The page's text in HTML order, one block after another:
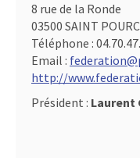
8 rue de la Ronde
03500 SAINT
Téléphone :
Email :
http://
Président : Laurent